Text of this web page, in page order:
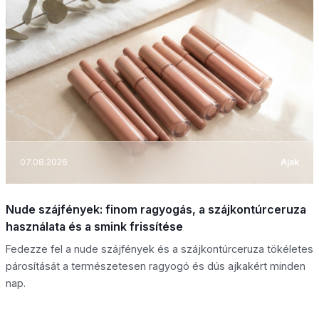
07.08.2026 Ajak
Nude szájfények: finom ragyogás, a szájkontúrceruza
használata és a smink frissítése
Fedezze fel a nude szájfények és a szájkontúrceruza tökéletes
párosítását a természetesen ragyogó és dús ajkakért minden
nap.